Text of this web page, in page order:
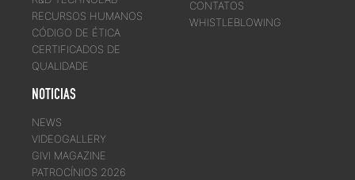
RECURSOS HUMANOS
CÓDIGO DE ÉTICA
CERTIFICADOS DE
QUALIDADE
NOTICIAS
NEWS
VIDEOGALLERY
GIVI MAGAZINE
PATROCÍNIOS 2026
CONTATOS
WHISTLEBLOWING